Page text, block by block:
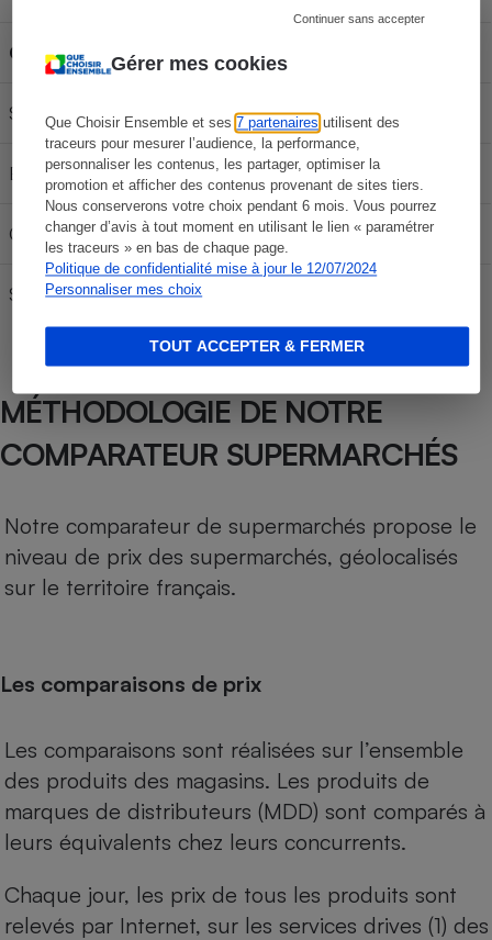
Gérer mes cookies
Que Choisir Ensemble et ses7 partenaires utilisent des
traceurs pour mesurer l’audience, la performance,
personnaliser les contenus, les partager, optimiser la
promotion et afficher des contenus provenant de sites tiers.
Nous conserverons votre choix pendant 6 mois. Vous pourrez
changer d’avis à tout moment en utilisant le lien « paramétrer
les traceurs » en bas de chaque page.
Politique de confidentialité mise à jour le 12/07/2024
Personnaliser mes choix
Continuer sans accepter
TOUT ACCEPTER & FERMER
Carburant 30L 50L
SP 95-E10 58,20 € 97,00 € 135,80 €
E85 24,48 € 40,80 € 57,12 €
Gazole 63,24 € 105,40 € 147,56 €
SP 98 61,68 €
MÉTHODOLOGIE DE NOTRE
COMPARATEUR SUPERMARCHÉS
Notre comparateur de supermarchés propose le
niveau de prix des supermarchés, géolocalisés
sur le territoire français.
Les comparaisons de prix
Les comparaisons sont réalisées sur l’ensemble
des produits des magasins. Les produits de
marques de distributeurs (MDD) sont comparés à
leurs équivalents chez leurs concurrents.
Chaque jour, les prix de tous les produits sont
relevés par Internet, sur les services drives (1) des